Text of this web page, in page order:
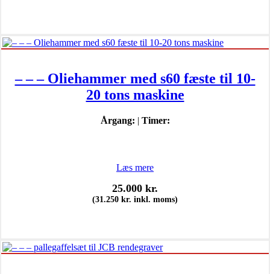
– – – Oliehammer med s60 fæste til 10-
20 tons maskine
Årgang: | Timer:
Læs mere
25.000 kr.
(31.250 kr. inkl. moms)